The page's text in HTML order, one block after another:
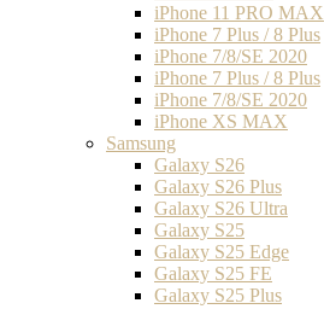
iPhone 11 PRO MAX
iPhone 7 Plus / 8 Plus
iPhone 7/8/SE 2020
iPhone 7 Plus / 8 Plus
iPhone 7/8/SE 2020
iPhone XS MAX
Samsung
Galaxy S26
Galaxy S26 Plus
Galaxy S26 Ultra
Galaxy S25
Galaxy S25 Edge
Galaxy S25 FE
Galaxy S25 Plus